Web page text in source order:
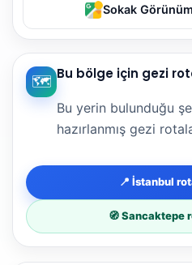
Sokak
🗺️ Bu bölge için gezi
Bu yerin bulunduğu
hazırlanmış gezi
📍 İstanbul
🧭 Sancaktepe